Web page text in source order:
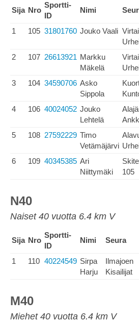
Sija Nro
Sportti-
ID
Nimi
1 105 31801760 Jouko Vaali
2 107 26613921 Markku
Mäkelä
3 104 34590706 Asko
Sippola
4 106 40024052 Jouko
Lehtelä
5 108 27592229 Timo
Vetämäjärvi
6 109 40345385 Ari
Niittymäki
105
N40
Naiset 40 vuotta 6.4 km V
Sija Nro
Sportti-
ID
Nimi Seura
1 110 40224549 Sirpa
Harju
Ilmajoen
Kisailijat
M40
Miehet 40 vuotta 6.4 km V